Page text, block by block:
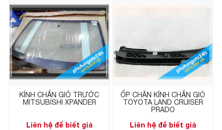
KÍNH CHẮN GIÓ TRƯỚC
MITSUBISHI XPANDER
Liên hệ để biết giá
ỐP CHÂN KÍNH CHẮN GIÓ
TOYOTA LAND CRUISER
PRADO
Liên hệ để biết giá